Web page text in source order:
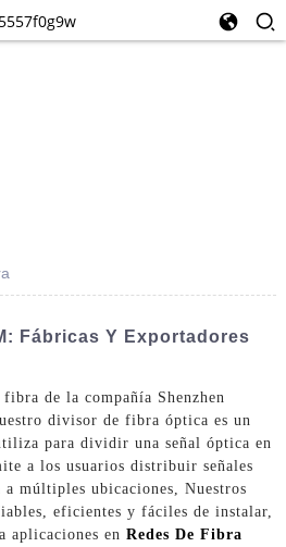
Fábricas Y Exportadores
de la compañía Shenzhen
divisor de fibra óptica es un
para dividir una señal óptica en
a los usuarios distribuir señales
múltiples ubicaciones, Nuestros
eficientes y fáciles de instalar,
aplicaciones en Redes De Fibra